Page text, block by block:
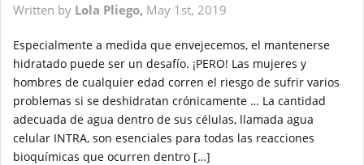
Written by Lola Pliego, May 1st, 2019
Especialmente a medida que envejecemos, el mantenerse
hidratado puede ser un desafío. ¡PERO! Las mujeres y
hombres de cualquier edad corren el riesgo de sufrir varios
problemas si se deshidratan crónicamente … La cantidad
adecuada de agua dentro de sus células, llamada agua
celular INTRA, son esenciales para todas las reacciones
bioquímicas que ocurren dentro […]